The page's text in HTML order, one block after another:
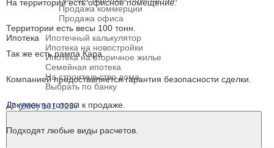
Продажа коммерции
Продажа офиса
Ипотека
Ипотечный калькулятор
Ипотека на новостройки
Ипотека на вторичное жилье
Семейная ипотека
На строительство дома
Выбрать по банку
+7 (800) 101-0237
На территории есть офисное помещение.
Территории есть весы 100 тонн.
Так же есть рампа Кара.
Компанией предоставляется гарантия безопасности сделки.
Документы готовы к продаже.
Подходят любые виды расчетов.